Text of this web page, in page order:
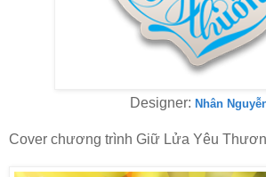
Designer: Nhân
Cover chương trình Giữ Lửa Yêu